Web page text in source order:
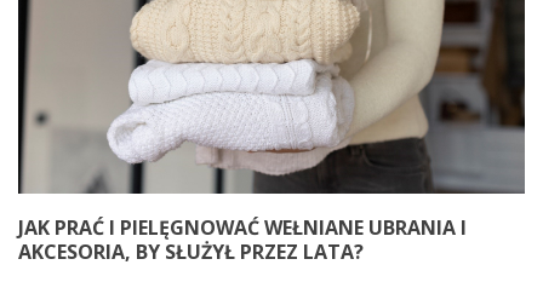
JAK PRAĆ I PIELĘGNOWAĆ WEŁNIANE UBRANIA I
AKCESORIA, BY SŁUŻYŁ PRZEZ LATA?